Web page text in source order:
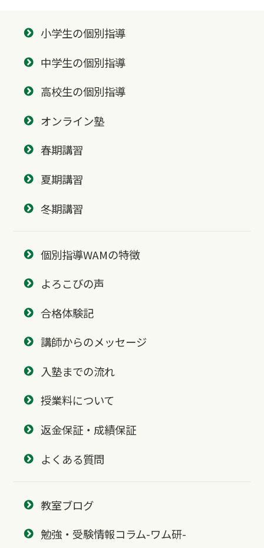
小学生の個別指導
中学生の個別指導
高校生の個別指導
オンライン塾
春期講習
夏期講習
冬期講習
個別指導WAMの特徴
よろこびの声
合格体験記
講師からのメッセージ
入塾までの流れ
授業料について
返金保証・成績保証
よくある質問
教室ブログ
勉強・受験情報コラム-ワム研-